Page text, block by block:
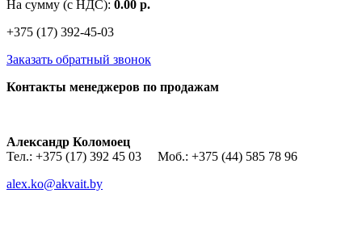
На сумму (с НДС): 0.00 р.
+375 (17) 392-45-03
Заказать обратный звонок
Контакты менеджеров по продажам
Александр Коломоец
Тел.: +375 (17) 392 45 03 Моб.: +375 (44) 585 78 96
alex.ko@akvait.by